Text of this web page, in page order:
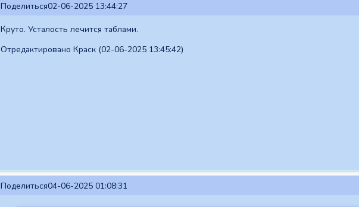
Поделиться02-06-2025 13:44:27
Круто. Усталость лечится таблами.
Отредактировано Краск (02-06-2025 13:45:42)
Поделиться04-06-2025 01:08:31